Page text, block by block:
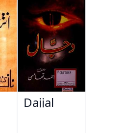
Dajjal